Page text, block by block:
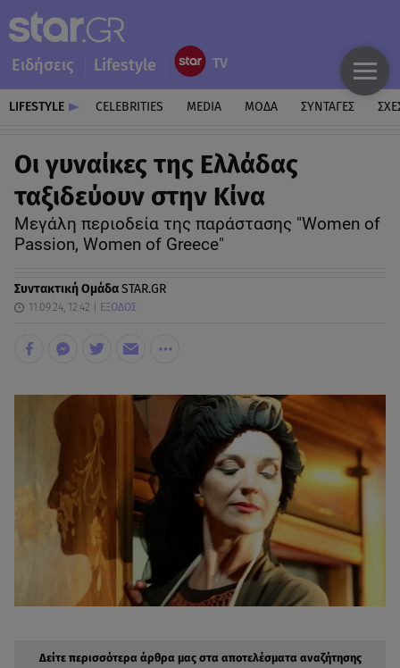
Ειδήσεις Lifestyle
LIFESTYLE CELEBRITIES MEDIA ΜΟΔΑ ΣΥΝΤΑΓΕΣ
Οι γυναίκες της Ελλάδας
ταξιδεύουν στην Κίνα
Μεγάλη περιοδεία της παράστασης "Women of
Passion, Women of Greece"
Συντακτική ΟμάδαSTAR.GR
11.09.24, 12:42 ΕΞΟΔΟΣ
Δείτε περισσότερα άρθρα μας στα αποτελέσματα αναζήτησης